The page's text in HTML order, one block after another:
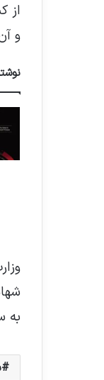
از
و
به